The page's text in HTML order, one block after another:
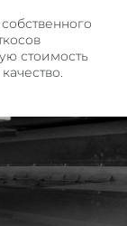
стоимость